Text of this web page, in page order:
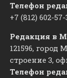
Телефон
+7 (812) 602-57-
Редакция в
121596, город
строение 3,
Телефон